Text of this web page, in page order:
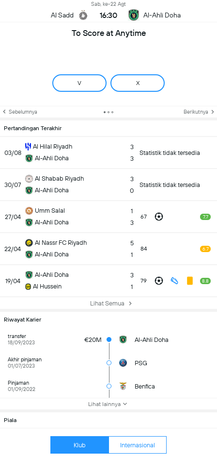
Al Sadd
Sab, ke-22 Agt
16:30 Al-Ahli Doha
To Score at Anytime
V X
Sebelumnya Berikutnya
Pertandingan Terakhir
03/08
Al Hilal Riyadh
Al-Ahli Doha
3
3
Statistik tidak tersedia
30/07
Al Shabab Riyadh
Al-Ahli Doha
3
0
Statistik tidak tersedia
27/04
Umm Salal
Al-Ahli Doha
1
3
67 7.7
22/04
Al Nassr FC Riyadh
Al-Ahli Doha
5
1
84 6.7
19/04
Al-Ahli Doha
Al Hussein
3
1
79 8.8
Lihat Semua
Riwayat Karier
transfer
18/09/2023
€20M Al-Ahli Doha
Akhir pinjaman
01/07/2023
PSG
Pinjaman
01/09/2022
Benfica
Lihat lainnya
Piala
Klub Internasional